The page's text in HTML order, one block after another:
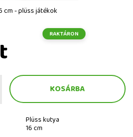
cm - plüss játékok
RAKTÁRON
Plüss kutya
16 cm